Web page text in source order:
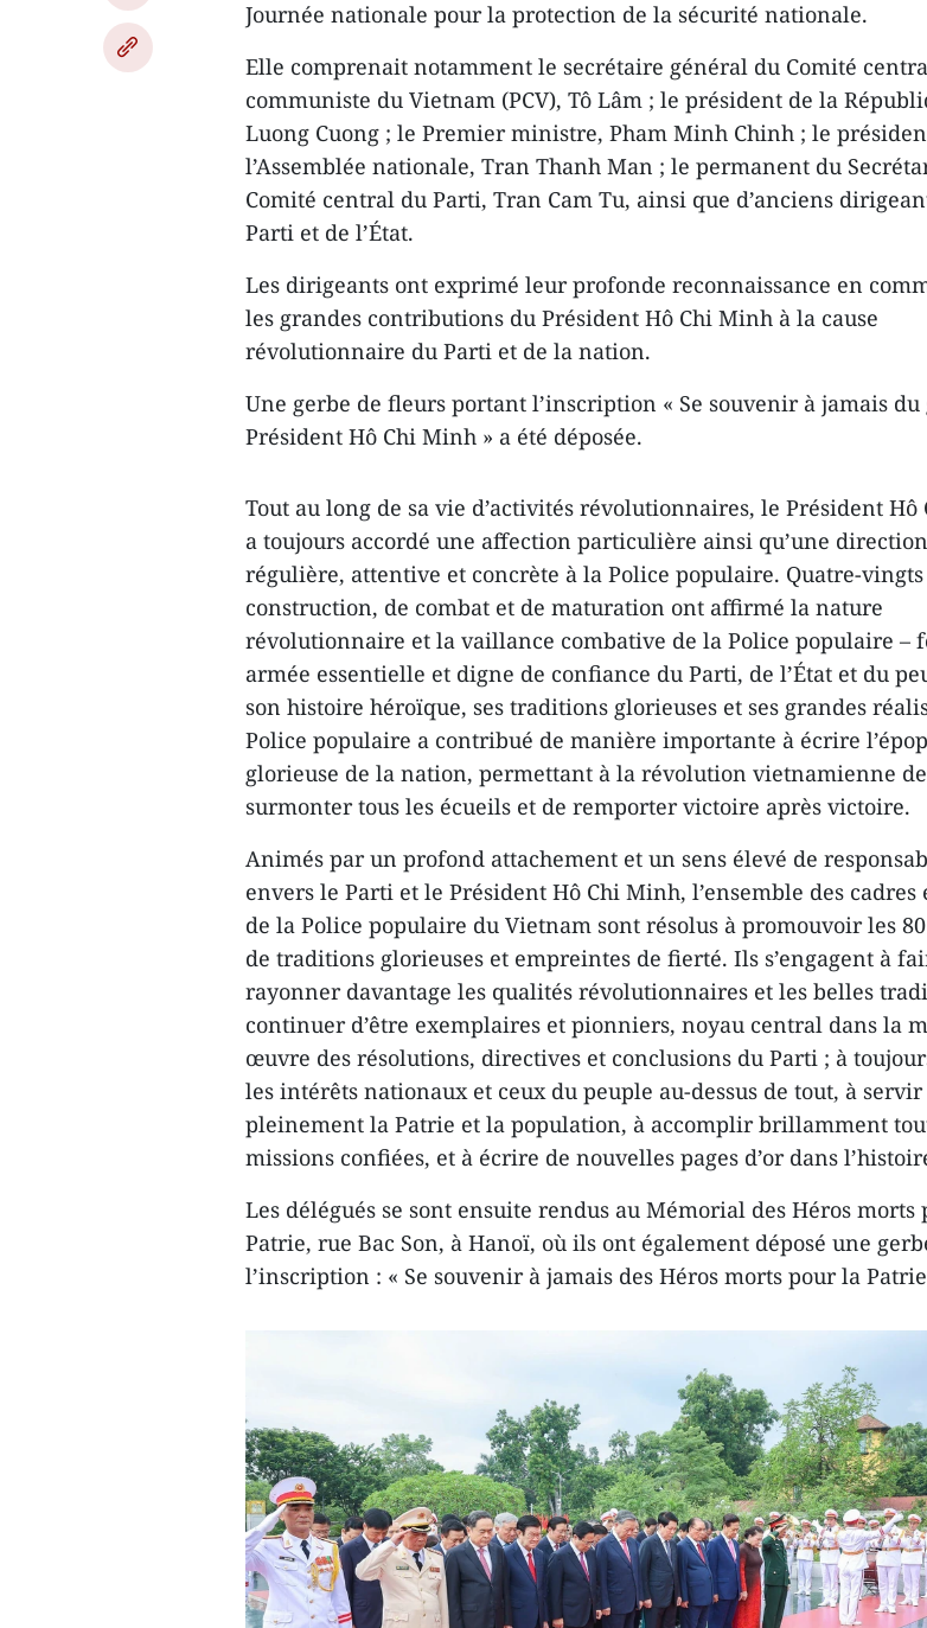
Journée nationale pour la protection de la sécurité nationale.
Elle comprenait notamment le secrétaire général du Comité
communiste du Vietnam (PCV), Tô Lâm ; le président de la
Luong Cuong ; le Premier ministre, Pham Minh Chinh ; le
l’Assemblée nationale, Tran Thanh Man ; le permanent du
Comité central du Parti, Tran Cam Tu, ainsi que d’anciens
Parti et de l’État.
Les dirigeants ont exprimé leur profonde reconnaissance en
les grandes contributions du Président Hô Chi Minh à la cause
révolutionnaire du Parti et de la nation.
Une gerbe de fleurs portant l’inscription « Se souvenir à jamais
Président Hô Chi Minh » a été déposée.
Tout au long de sa vie d’activités révolutionnaires, le Président
a toujours accordé une affection particulière ainsi qu’une direction
régulière, attentive et concrète à la Police populaire. Quatre-vingts
construction, de combat et de maturation ont affirmé la nature
révolutionnaire et la vaillance combative de la Police populaire –
armée essentielle et digne de confiance du Parti, de l’État et du
son histoire héroïque, ses traditions glorieuses et ses grandes
Police populaire a contribué de manière importante à écrire
glorieuse de la nation, permettant à la révolution vietnamienne de
surmonter tous les écueils et de remporter victoire après victoire.
Animés par un profond attachement et un sens élevé de
envers le Parti et le Président Hô Chi Minh, l’ensemble des cadres
de la Police populaire du Vietnam sont résolus à promouvoir les
de traditions glorieuses et empreintes de fierté. Ils s’engagent à
rayonner davantage les qualités révolutionnaires et les belles
continuer d’être exemplaires et pionniers, noyau central dans la
œuvre des résolutions, directives et conclusions du Parti ; à
les intérêts nationaux et ceux du peuple au-dessus de tout, à servir
pleinement la Patrie et la population, à accomplir brillamment
missions confiées, et à écrire de nouvelles pages d’or dans
Les délégués se sont ensuite rendus au Mémorial des Héros morts
Patrie, rue Bac Son, à Hanoï, où ils ont également déposé une
l’inscription : « Se souvenir à jamais des Héros morts pour la